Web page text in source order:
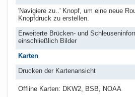
'Navigiere zu..' Knopf, um eine neue
Knopfdruck zu erstellen.
Erweiterte Brücken- und
einschließlich Bilder
Karten
Drucken der Kartenansicht
Offline Karten: DKW2, BSB, NOAA